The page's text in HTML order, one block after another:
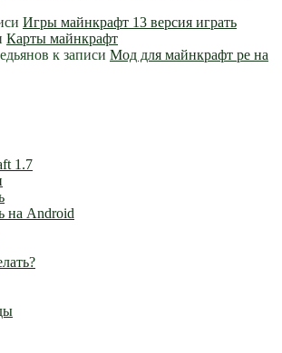
Игры майнкрафт 13 версия играть
Карты майнкрафт
к записи Мод для майнкрафт pe на
1.7
на Android